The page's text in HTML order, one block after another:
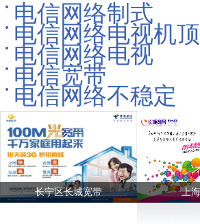
电信网络制式
电信网络电视机
电信网络电视
电信宽带
电信网络不稳定
长宁区长城宽带 上